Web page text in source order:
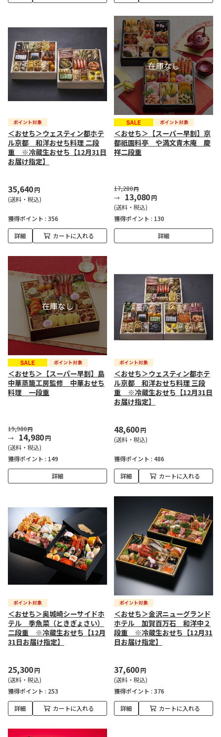
＜おせち＞ウェスティン都ホテ
ル京都 和洋おせち料理 二段
重 ※冷蔵生おせち【12月31日
お届け指定】
35,640円
(送料・税込)
獲得ポイント : 356
詳細 カートに入れる
＜おせち＞【スーパー早割】京
都祇園料亭 や満文青木庵 慶
祥二段重
17,280円
13,080円
(送料・税込)
獲得ポイント : 130
詳細
＜おせち＞【スーパー早割】島
中華蒸籠工房監修 中華おせち
料理 一段重
19,980円
14,980円
(送料・税込)
獲得ポイント : 149
詳細
＜おせち＞ウェスティン都ホテ
ル京都 和洋おせち料理 三段
重 ※冷蔵生おせち【12月31日
お届け指定】
48,600円
(送料・税込)
獲得ポイント : 486
詳細 カートに入れる
＜おせち＞奥城崎シーサイドホ
テル 季魚菜（ときぎょさい）
二段重 ※冷蔵生おせち【12月
31日お届け指定】
25,300円
(送料・税込)
獲得ポイント : 253
詳細 カートに入れる
＜おせち＞金沢ニューグランド
ホテル 加賀百万石 和洋中２
段重 ※冷蔵生おせち【12月31
日お届け指定】
37,600円
(送料・税込)
獲得ポイント : 376
詳細 カートに入れる